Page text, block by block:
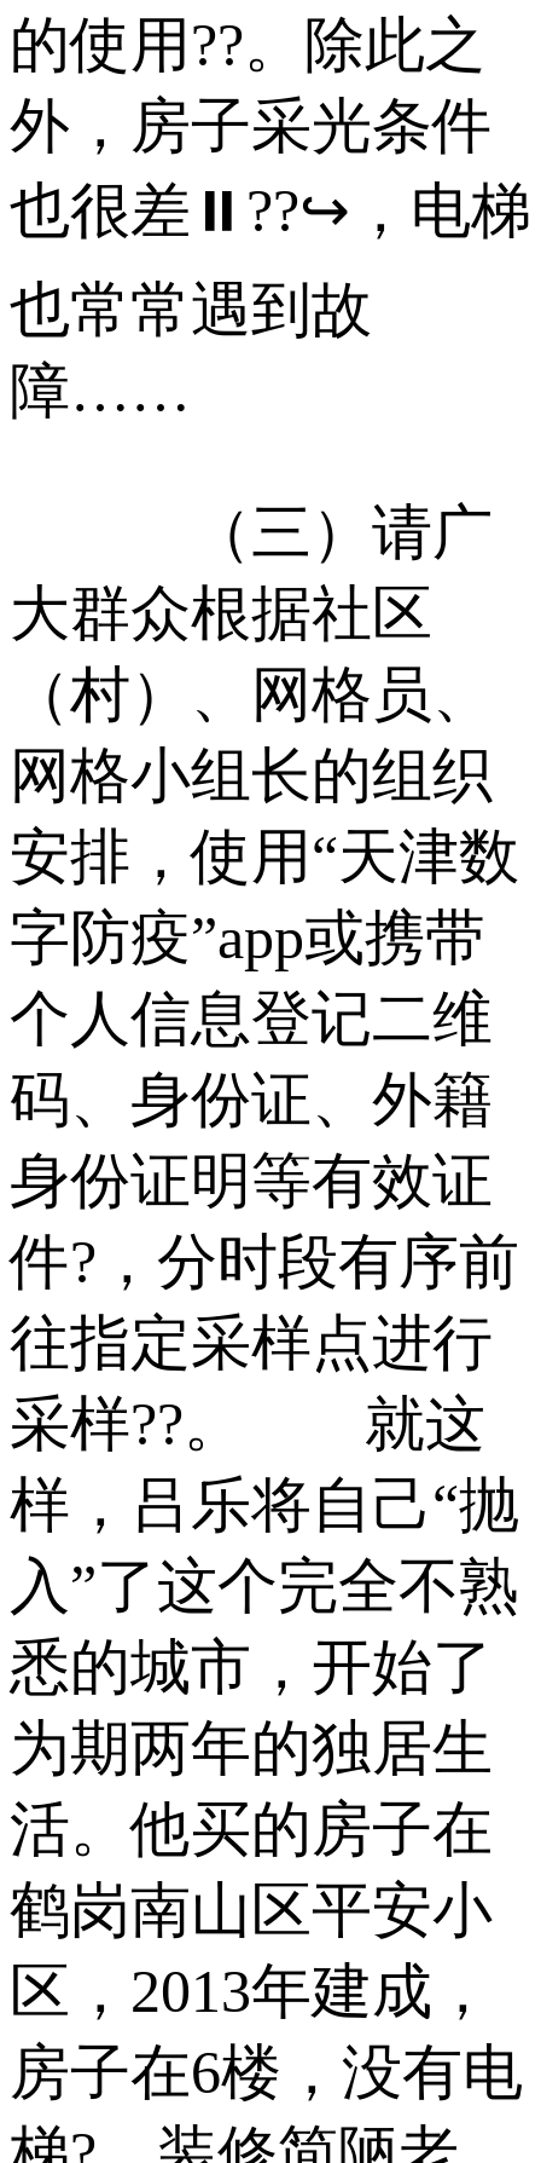
的使用??。除此之
外，房子采光条件
也很差⏸??↪，电梯
也常常遇到故
障……
（三）请广
大群众根据社区
（村）、网格员、
网格小组长的组织
安排，使用“天津数
字防疫”app或携带
个人信息登记二维
码、身份证、外籍
身份证明等有效证
件?，分时段有序前
往指定采样点进行
采样??。 就这
样，吕乐将自己“抛
入”了这个完全不熟
悉的城市，开始了
为期两年的独居生
活。他买的房子在
鹤岗南山区平安小
区，2013年建成，
房子在6楼，没有电